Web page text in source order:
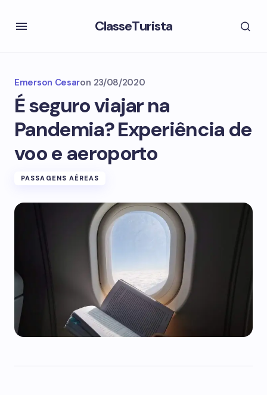
ClasseTurista
Emerson Cesaron 23/08/2020
É seguro viajar na
Pandemia? Experiência de
voo e aeroporto
PASSAGENS AÉREAS